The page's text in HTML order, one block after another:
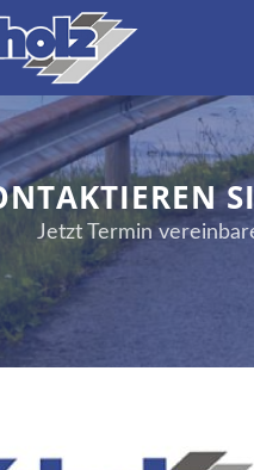
Jetzt Termin